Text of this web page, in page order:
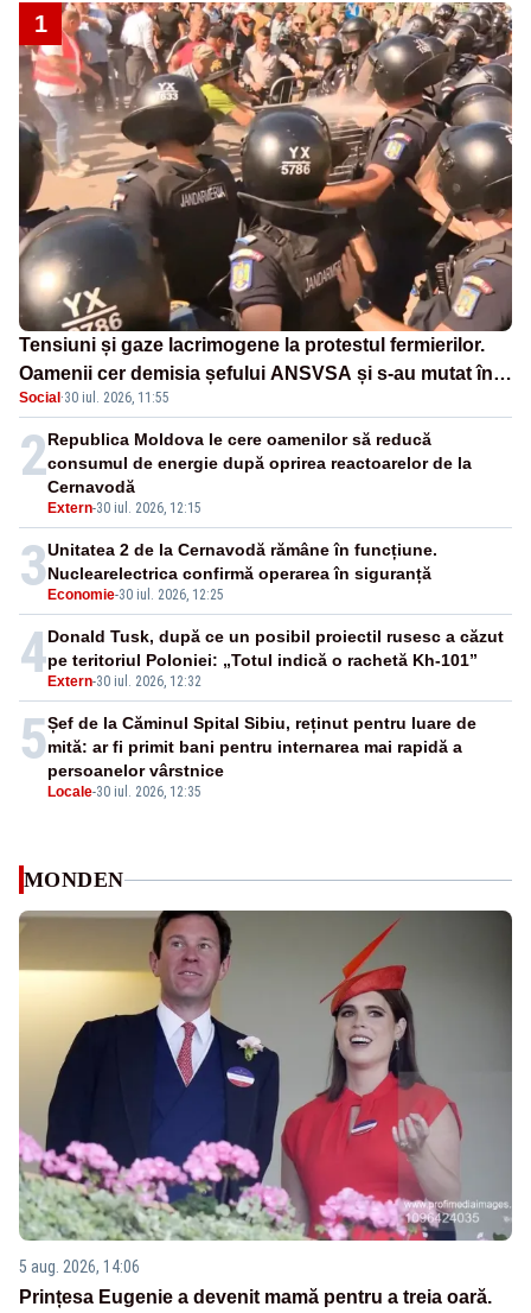
1
Tensiuni și gaze lacrimogene la protestul fermierilor.
Oamenii cer demisia șefului ANSVSA și s-au mutat în
Piața Victoria– LIVE TEXT
Social ·30 iul. 2026, 11:55
2
Extern-30 iul. 2026, 12:15
Republica Moldova le cere oamenilor să reducă
consumul de energie după oprirea reactoarelor de la
Cernavodă
3 Economie-30 iul. 2026, 12:25
Unitatea 2 de la Cernavodă rămâne în funcțiune.
Nuclearelectrica confirmă operarea în siguranță
4 Extern-30 iul. 2026, 12:32
Donald Tusk, după ce un posibil proiectil rusesc a căzut
pe teritoriul Poloniei: „Totul indică o rachetă Kh-101”
5
Locale-30 iul. 2026, 12:35
Șef de la Căminul Spital Sibiu, reținut pentru luare de
mită: ar fi primit bani pentru internarea mai rapidă a
persoanelor vârstnice
MONDEN
5 aug. 2026, 14:06
Prințesa Eugenie a devenit mamă pentru a treia oară.